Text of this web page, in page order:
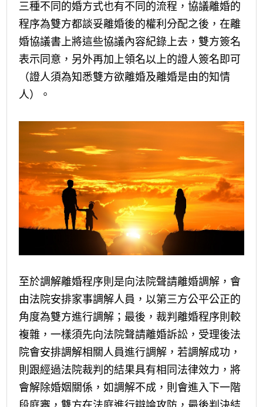
三種不同的婚方式也有不同的流程，協議離婚的
程序為雙方都談妥離婚後的權利分配之後，在離
婚協議書上將這些協議內容紀錄上去，雙方簽名
表示同意，另外再加上領名以上的證人簽名即可
（證人須為知悉雙方欲離婚及離婚是由的知情
人）。
至於調解離婚程序則是向法院聲請離婚調解，會
由法院安排家事調解人員，以第三方公平公正的
角度為雙方進行調解；最後，裁判離婚程序則較
複雜，一樣須先向法院聲請離婚訴訟，受理後法
院會安排調解相關人員進行調解，若調解成功，
則跟經過法院裁判的結果具有相同法律效力，將
會解除婚姻關係，如調解不成，則會進入下一階